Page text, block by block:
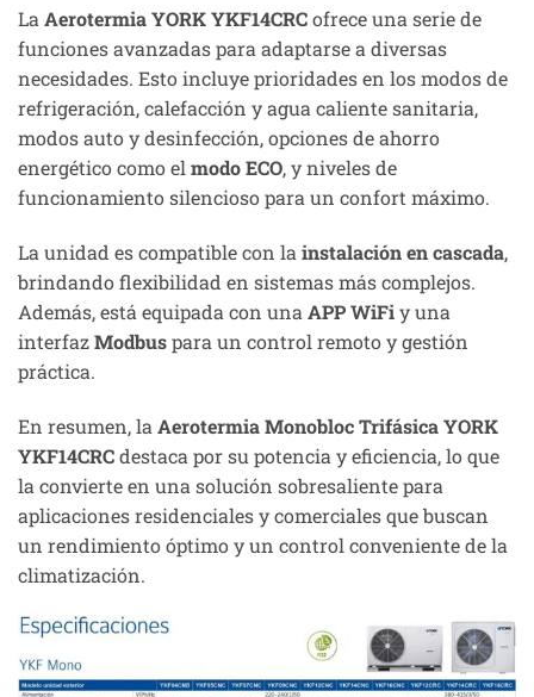
LaAerotermia YORK YKF14CRCofrece una serie de
funciones avanzadas para adaptarse a diversas
necesidades. Esto incluye prioridades en los modos de
refrigeración, calefacción y agua caliente sanitaria,
modos auto y desinfección, opciones de ahorro
energético como elmodo ECO, y niveles de
funcionamiento silencioso para un confort máximo.
La unidad es compatible con lainstalación en cascada,
brindando flexibilidad en sistemas más complejos.
Además, está equipada con unaAPP WiFiy una
interfazModbuspara un control remoto y gestión
práctica.
En resumen, la Aerotermia Monobloc Trifásica YORK
YKF14CRCdestaca por su potencia y eficiencia, lo que
la convierte en una solución sobresaliente para
aplicaciones residenciales y comerciales que buscan
un rendimiento óptimo y un control conveniente de la
climatización.